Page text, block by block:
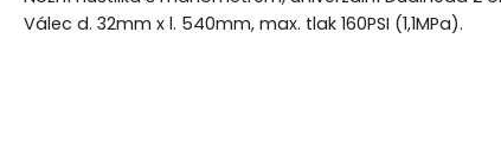
Válec d. 32mm x l. 540mm, max. tlak 160PSI (1,1MPa).